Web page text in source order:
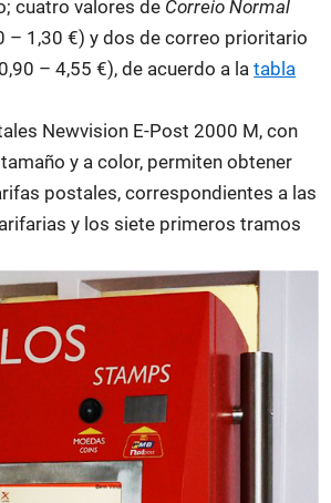
cuatro valores de Correio Normal
– 1,30 €) y dos de correo prioritario
– 4,55 €), de acuerdo a latabla
Newvision E-Post 2000 M, con
y a color, permiten obtener
postales, correspondientes a las
y los siete primeros tramos